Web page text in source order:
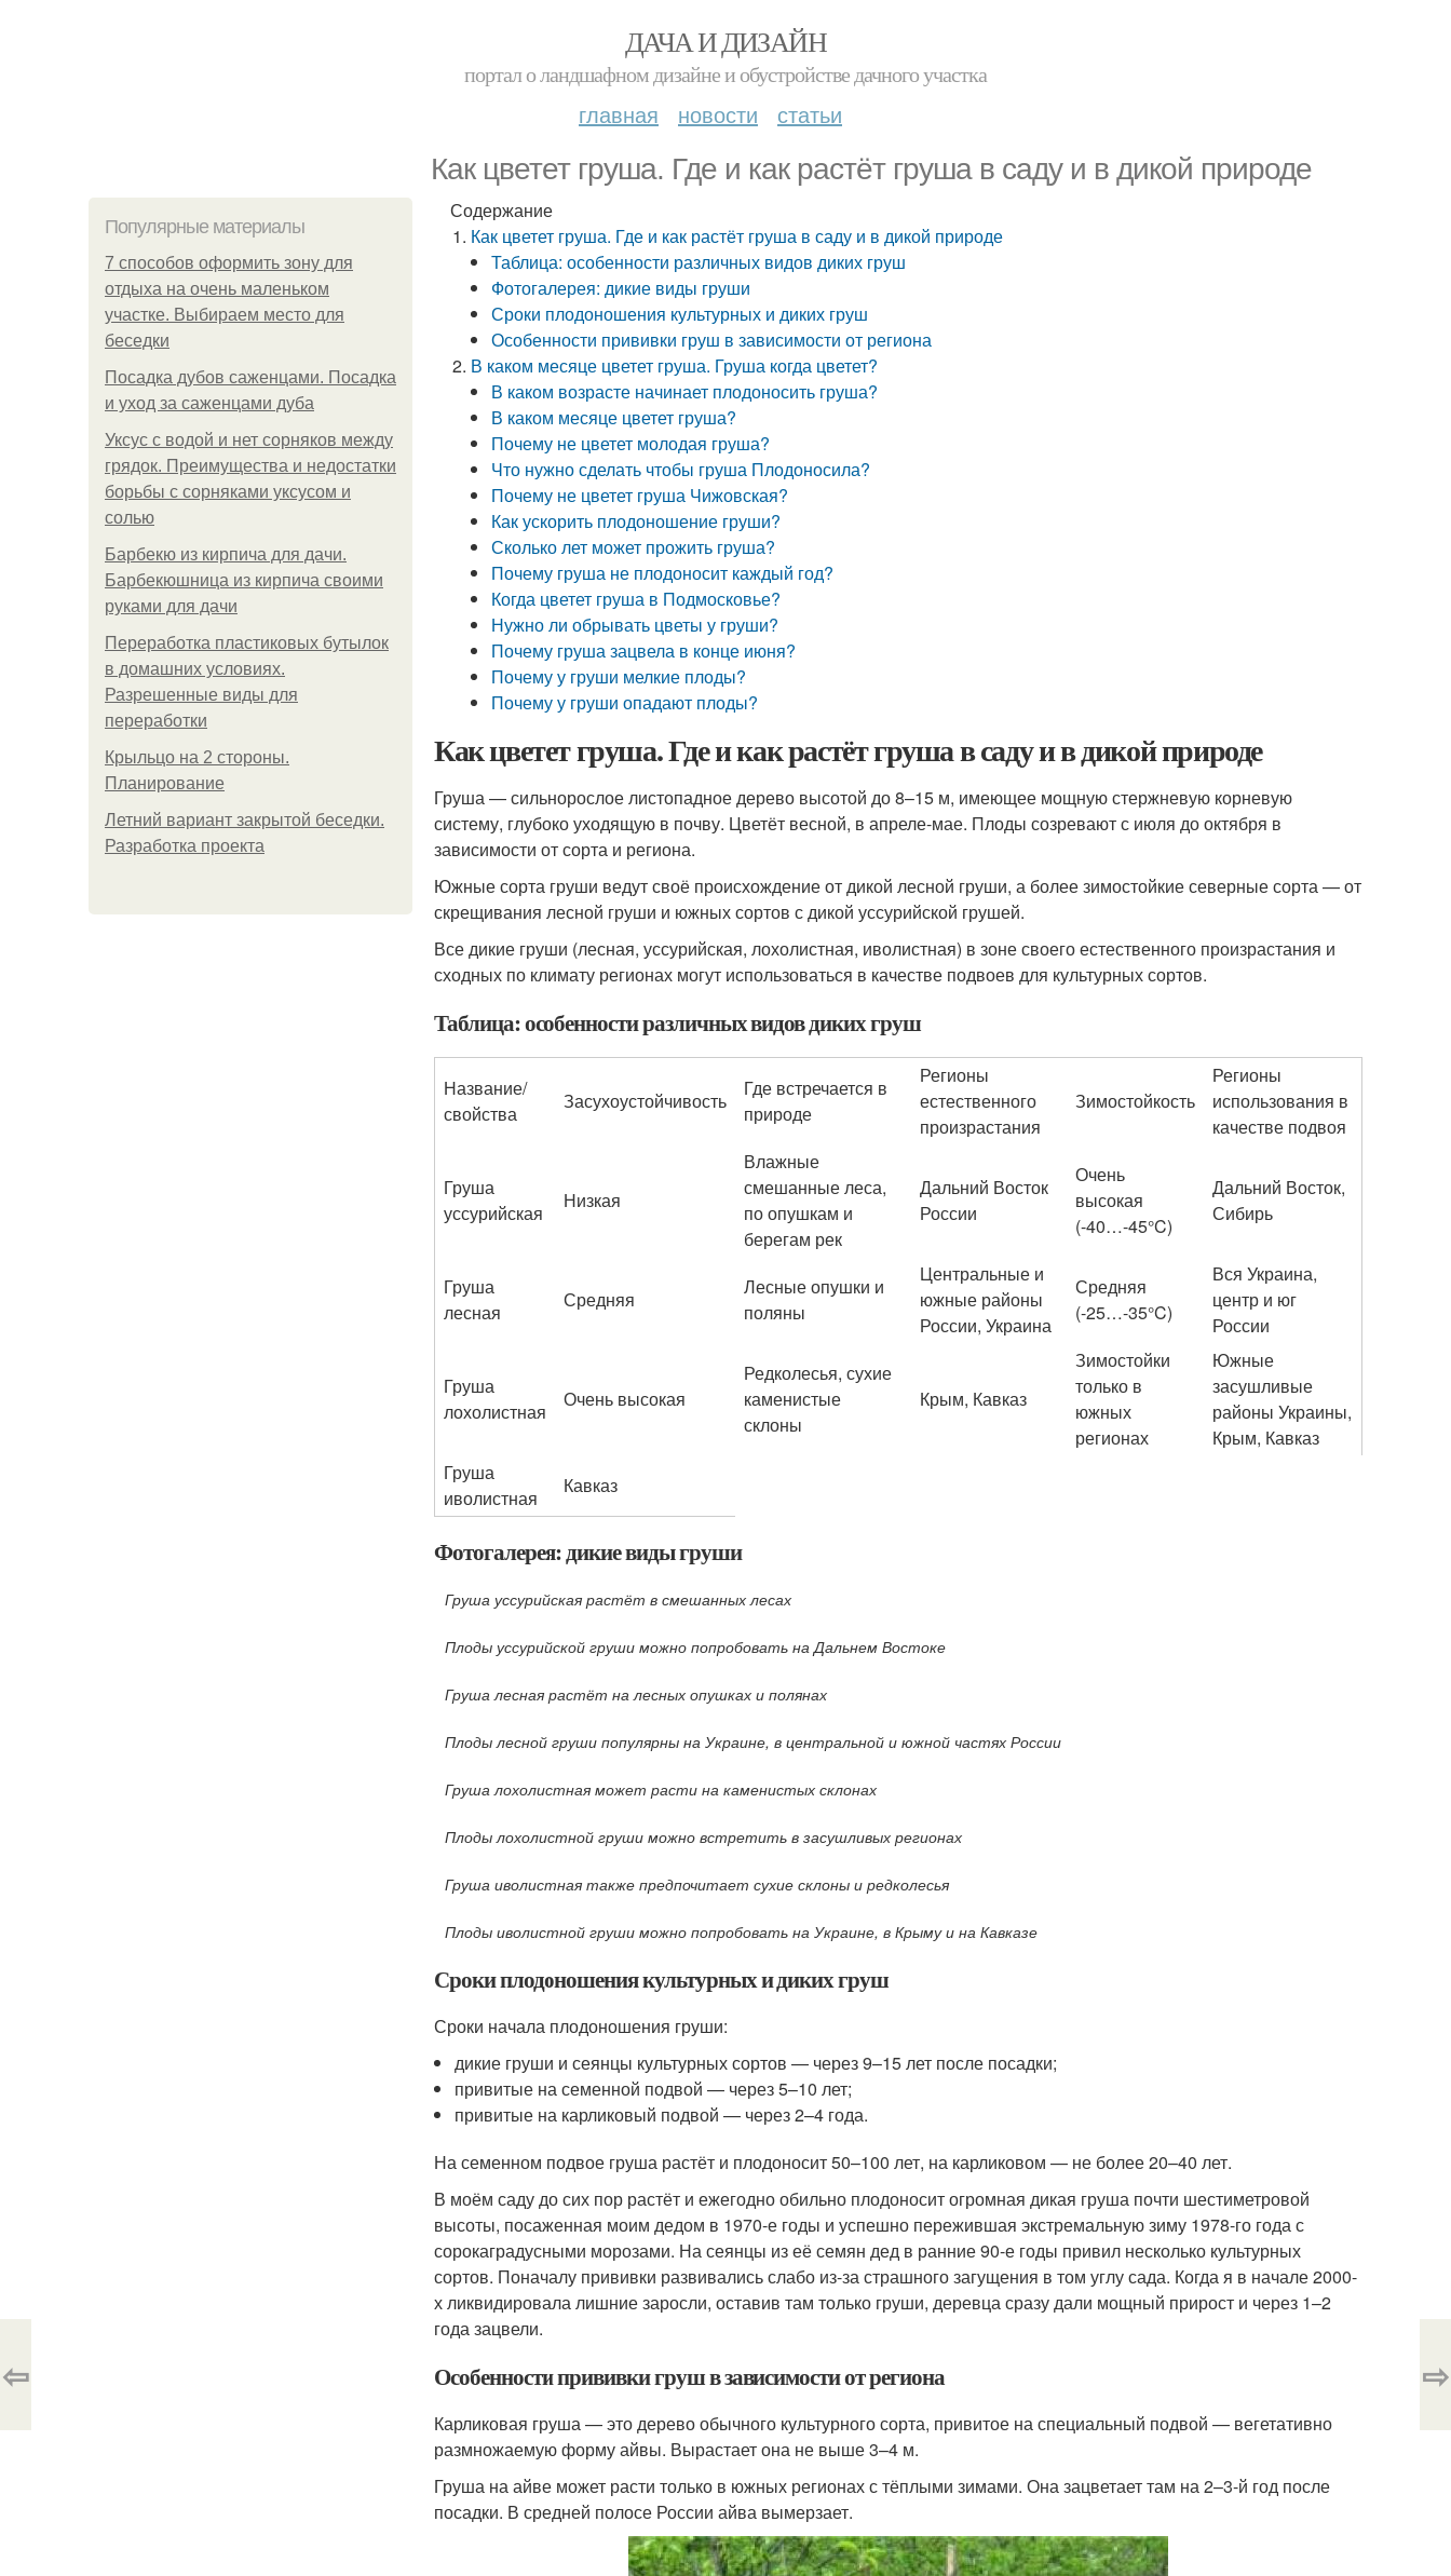
ДАЧА И ДИЗАЙН
портал о ландшафном дизайне и обустройстве дачного участка
главная новости статьи
Как цветет груша. Где и как растёт груша в саду и в дикой природе
Популярные материалы
7 способов оформить зону для
отдыха на очень маленьком
участке. Выбираем место для
беседки
Посадка дубов саженцами. Посадка
и уход за саженцами дуба
Уксус с водой и нет сорняков между
грядок. Преимущества и недостатки
борьбы с сорняками уксусом и
солью
Барбекю из кирпича для дачи.
Барбекюшница из кирпича своими
руками для дачи
Переработка пластиковых бутылок
в домашних условиях.
Разрешенные виды для
переработки
Крыльцо на 2 стороны.
Планирование
Летний вариант закрытой беседки.
Разработка проекта
Содержание
Как цветет груша. Где и как растёт груша в саду и в дикой природе
Таблица: особенности различных видов диких груш
Фотогалерея: дикие виды груши
Сроки плодоношения культурных и диких груш
Особенности прививки груш в зависимости от региона
В каком месяце цветет груша. Груша когда цветет?
В каком возрасте начинает плодоносить груша?
В каком месяце цветет груша?
Почему не цветет молодая груша?
Что нужно сделать чтобы груша Плодоносила?
Почему не цветет груша Чижовская?
Как ускорить плодоношение груши?
Сколько лет может прожить груша?
Почему груша не плодоносит каждый год?
Когда цветет груша в Подмосковье?
Нужно ли обрывать цветы у груши?
Почему груша зацвела в конце июня?
Почему у груши мелкие плоды?
Почему у груши опадают плоды?
Как цветет груша. Где и как растёт груша в саду и в дикой природе
Груша — сильнорослое листопадное дерево высотой до 8–15 м, имеющее мощную стержневую корневую
систему, глубоко уходящую в почву. Цветёт весной, в апреле-мае. Плоды созревают с июля до октября в
зависимости от сорта и региона.
Южные сорта груши ведут своё происхождение от дикой лесной груши, а более зимостойкие северные сорта — от
скрещивания лесной груши и южных сортов с дикой уссурийской грушей.
Все дикие груши (лесная, уссурийская, лохолистная, иволистная) в зоне своего естественного произрастания и
сходных по климату регионах могут использоваться в качестве подвоев для культурных сортов.
Таблица: особенности различных видов диких груш
Название/
свойства
Засухоустойчивость
Где встречается в
природе
Регионы
естественного
произрастания
Зимостойкость
Регионы
использования в
качестве подвоя
Груша
уссурийская
Низкая
Влажные
смешанные леса,
по опушкам и
берегам рек
Дальний Восток
России
Очень
высокая
(-40…-45°C)
Дальний Восток,
Сибирь
Груша
лесная
Средняя
Лесные опушки и
поляны
Центральные и
южные районы
России, Украина
Средняя
(-25…-35°C)
Вся Украина,
центр и юг
России
Груша
лохолистная
Очень высокая
Редколесья, сухие
каменистые
склоны
Крым, Кавказ
Зимостойки
только в
южных
регионах
Южные
засушливые
районы Украины,
Крым, Кавказ
Груша
иволистная
Кавказ
Фотогалерея: дикие виды груши
Груша уссурийская растёт в смешанных лесах
Плоды уссурийской груши можно попробовать на Дальнем Востоке
Груша лесная растёт на лесных опушках и полянах
Плоды лесной груши популярны на Украине, в центральной и южной частях России
Груша лохолистная может расти на каменистых склонах
Плоды лохолистной груши можно встретить в засушливых регионах
Груша иволистная также предпочитает сухие склоны и редколесья
Плоды иволистной груши можно попробовать на Украине, в Крыму и на Кавказе
Сроки плодоношения культурных и диких груш
Сроки начала плодоношения груши:
дикие груши и сеянцы культурных сортов — через 9–15 лет после посадки;
привитые на семенной подвой — через 5–10 лет;
привитые на карликовый подвой — через 2–4 года.
На семенном подвое груша растёт и плодоносит 50–100 лет, на карликовом — не более 20–40 лет.
В моём саду до сих пор растёт и ежегодно обильно плодоносит огромная дикая груша почти шестиметровой
высоты, посаженная моим дедом в 1970-е годы и успешно пережившая экстремальную зиму 1978-го года с
сорокаградусными морозами. На сеянцы из её семян дед в ранние 90-е годы привил несколько культурных
сортов. Поначалу прививки развивались слабо из-за страшного загущения в том углу сада. Когда я в начале 2000-
х ликвидировала лишние заросли, оставив там только груши, деревца сразу дали мощный прирост и через 1–2
года зацвели.
Особенности прививки груш в зависимости от региона
Карликовая груша — это дерево обычного культурного сорта, привитое на специальный подвой — вегетативно
размножаемую форму айвы. Вырастает она не выше 3–4 м.
Груша на айве может расти только в южных регионах с тёплыми зимами. Она зацветает там на 2–3-й год после
посадки. В средней полосе России айва вымерзает.
⇦ ⇨